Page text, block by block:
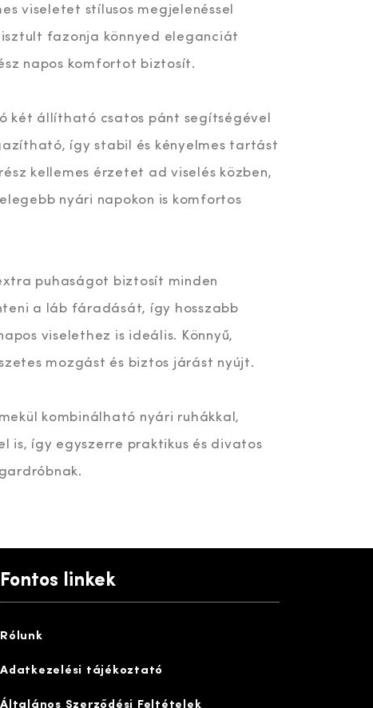
viseletet stílusos megjelenéssel
fazonja könnyed eleganciát
napos komfortot biztosít.
két állítható csatos pánt segítségével
így stabil és kényelmes tartást
kellemes érzetet ad viselés közben,
nyári napokon is komfortos
puhaságot biztosít minden
a láb fáradását, így hosszabb
viselethez is ideális. Könnyű,
mozgást és biztos járást nyújt.
kombinálható nyári ruhákkal,
is, így egyszerre praktikus és divatos
Fontos linkek
Rólunk
Adatkezelési tájékoztató
Általános Szerződési Feltételek